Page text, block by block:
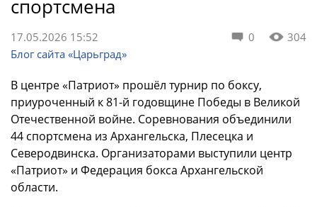
спортсмена
0 304
17.05.2026 15:52
Блог сайта «Царьград»
В центре «Патриот» прошёл турнир по боксу,
приуроченный к 81-й годовщине Победы в Великой
Отечественной войне. Соревнования объединили
44 спортсмена из Архангельска, Плесецка и
Северодвинска. Организаторами выступили центр
«Патриот» и Федерация бокса Архангельской
области.